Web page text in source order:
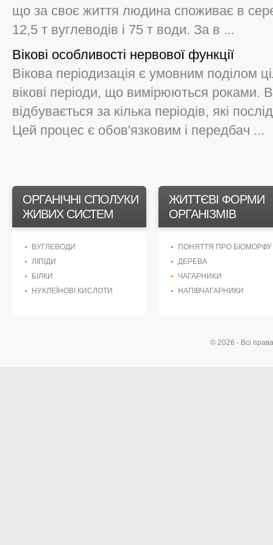
що за своє життя людина споживає в
12,5 т вуглеводів і 75 т води. За в ...
Вікові особливості нервової функції
Вікова періодизація є умовним поділом
вікові періоди, що вимірюються роками.
відбувається за кілька періодів, які
Цей процес є обов'язковим і передбач ...
ОРГАНІЧНІ СПОЛУКИ
ЖИВИХ СИСТЕМ
ВУГЛЕВОДИ
ЛІПІДИ
БІЛКИ
НУКЛЕЇНОВІ КИСЛОТИ
ЖИТТЄВІ ФОРМИ
ОРГАНІЗМІВ
ПОНЯТТЯ ПРО БІОМОРФУ
ДЕРЕВА
ЧАГАРНИКИ
НАПІВЧАГАРНИКИ
© 2026 - Всі